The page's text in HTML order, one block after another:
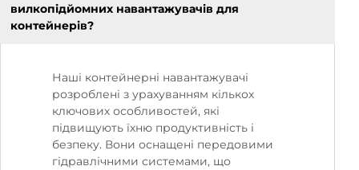
вилкопідйомних навантажувачів для
контейнерів?
Наші контейнерні навантажувачі
розроблені з урахуванням кількох
ключових особливостей, які
підвищують їхню продуктивність і
безпеку. Вони оснащені передовими
гідравлічними системами, що